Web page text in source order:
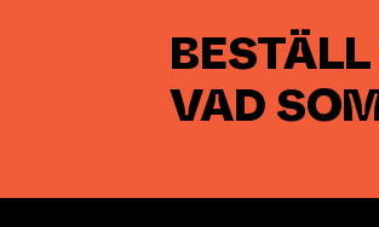
VAD